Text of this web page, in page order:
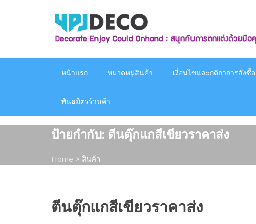
หน้าแรก หมวดหมู่สินค้า เงื่อนไขและกติกาการสั่งซื้อ
พันธมิตรร้านค้า
ป้ายกำกับ: ตีนตุ๊กแกสีเขียวราคาส่ง
Home > สินค้า
ตีนตุ๊กแกสีเขียวราคาส่ง